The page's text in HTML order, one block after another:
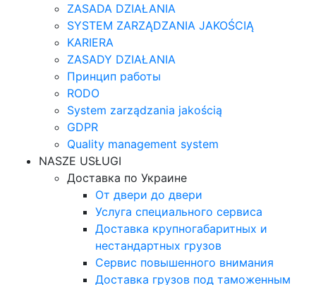
ZASADA DZIAŁANIA
SYSTEM ZARZĄDZANIA JAKOŚCIĄ
KARIERA
ZASADY DZIAŁANIA
Принцип работы
RODO
System zarządzania jakością
GDPR
Quality management system
NASZE USŁUGI
Доставка по Украине
От двери до двери
Услуга специального сервиса
Доставка крупногабаритных и
нестандартных грузов
Сервис повышенного внимания
Доставка грузов под таможенным